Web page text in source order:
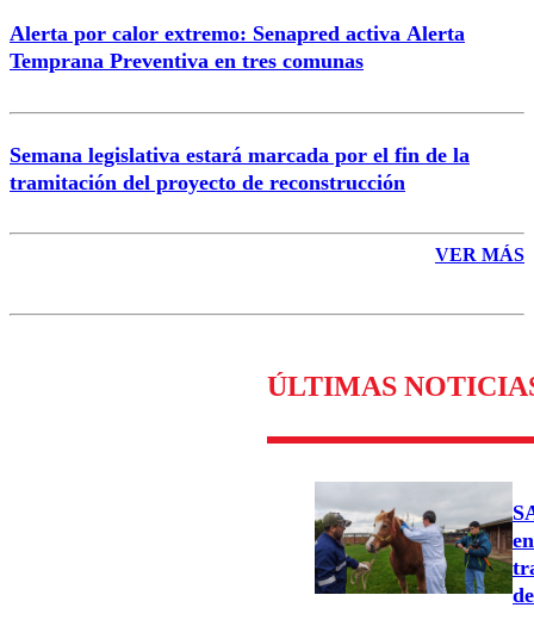
Alerta por calor extremo: Senapred activa Alerta
Temprana Preventiva en tres comunas
Semana legislativa estará marcada por el fin de la
tramitación del proyecto de reconstrucción
VER MÁS
ÚLTIMAS